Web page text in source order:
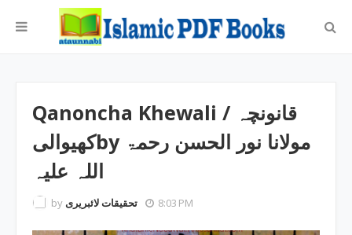
Qanoncha Khewali ‎/ قانونچہ
کھیوالیby ‎مولانا نور الحسن رحمۃ
اللہ علیہ
by تحقیقات لائبریری 8:03 PM